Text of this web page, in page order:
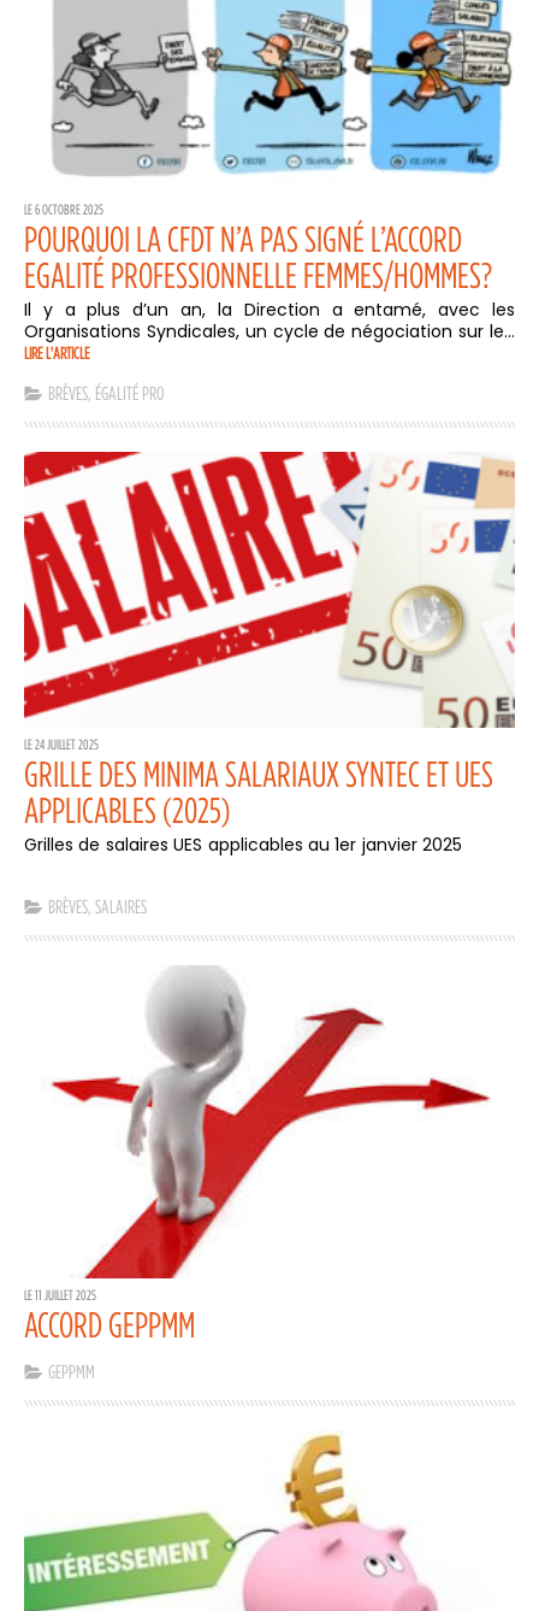
LE 6 OCTOBRE 2025
POURQUOI LA CFDT N’A PAS SIGNÉ L’ACCORD
EGALITÉ PROFESSIONNELLE FEMMES/HOMMES?
Il y a plus d’un an, la Direction a entamé, avec les
Organisations Syndicales, un cycle de négociation sur le...
LIRE L'ARTICLE
BRÈVES ÉGALITÉ PRO
LE 24 JUILLET 2025
GRILLE DES MINIMA SALARIAUX SYNTEC ET UES
APPLICABLES (2025)
Grilles de salaires UES applicables au 1er janvier 2025
BRÈVES, SALAIRES
LE 11 JUILLET 2025
ACCORD GEPPMM
GEPPMM